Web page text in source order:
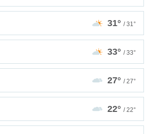
31° / 31°
33° / 33°
27° / 27°
22° / 22°